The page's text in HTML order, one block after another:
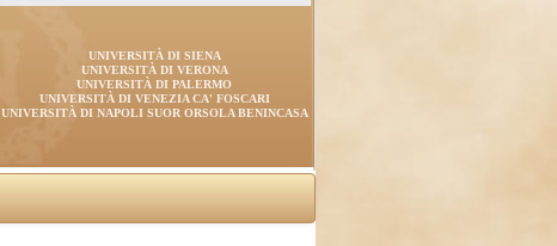
UNIVERSITÀ DI SIENA
UNIVERSITÀ DI VERONA
UNIVERSITÀ DI PALERMO
UNIVERSITÀ DI VENEZIA CA' FOSCARI
UNIVERSITÀ DI NAPOLI SUOR ORSOLA BENINCASA